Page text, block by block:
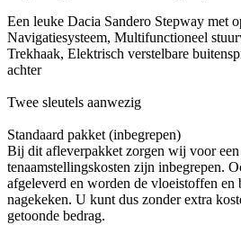
Een leuke Dacia Sandero Stepway met
Navigatiesysteem, Multifunctioneel
Trekhaak, Elektrisch verstelbare
achter
Twee sleutels aanwezig
Standaard pakket (inbegrepen)
Bij dit afleverpakket zorgen wij voor
tenaamstellingskosten zijn inbegrepen.
afgeleverd en worden de vloeistoffen en
nagekeken. U kunt dus zonder extra
getoonde bedrag.